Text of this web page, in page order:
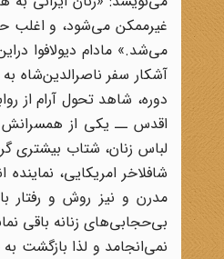
غیرممکن‌ می‌شود، و اغلب‌
می‌شد.» مادام‌ دیولافوا
آشکار سفر ناصرالدین‌شاه‌
دوره، شاهد تحول‌ آرام‌ از
اقدس‌ ــ یکی‌ از همسرانش
لباس‌ زنان، شتاب‌ بیشتری‌
شافلاخر امریکایی‌،
مدرن‌ و نیز روش‌ و رفتار
بی‌حجابی‌های‌ زنانه‌ باقی‌
نمی‌انجامد و لذا بازگشت‌